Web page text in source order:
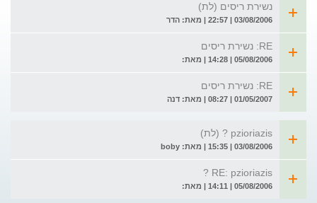
נשירת ריסים (לת)
03/08/2006 | 22:57 | מאת: הדר
RE: נשירת ריסים
05/08/2006 | 14:28 | מאת:
RE: נשירת ריסים
01/05/2007 | 08:27 | מאת: דנה
pzioriazis ? (לת)
03/08/2006 | 15:35 | מאת: boby
RE: pzioriazis ?
05/08/2006 | 14:11 | מאת: